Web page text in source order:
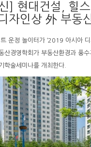
] 현대건설, 힐
자인상 外 부동
운정 놀이터가 ‘2019 아시아
산경영학회가 부동산환경과 풍수
학술세미나를 개최한다.